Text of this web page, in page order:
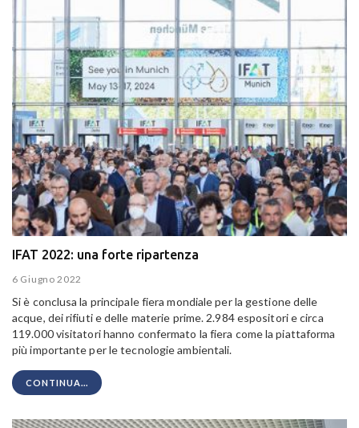
IFAT 2022: una forte ripartenza
6 Giugno 2022
Si è conclusa la principale fiera mondiale per la gestione delle
acque, dei rifiuti e delle materie prime. 2.984 espositori e circa
119.000 visitatori hanno confermato la fiera come la piattaforma
più importante per le tecnologie ambientali.
CONTINUA...